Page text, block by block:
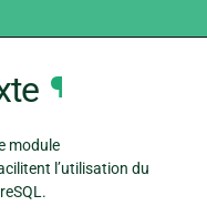
¶
module
l’utilisation du